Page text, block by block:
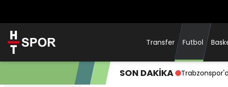
Transfer Futbol
SON DAKİKA